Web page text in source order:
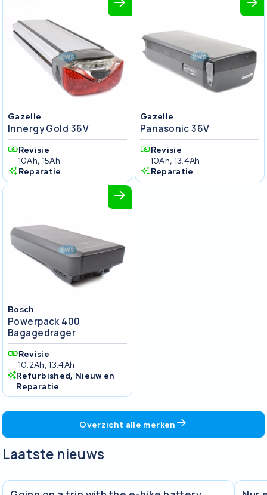
Gazelle
Innergy Gold 36V
Revisie
10Ah, 15Ah
Reparatie
Gazelle
Panasonic 36V
Revisie
10Ah, 13.4Ah
Reparatie
Bosch
Powerpack 400
Bagagedrager
Revisie
10.2Ah, 13.4Ah
Refurbished, Nieuw en
Reparatie
Overzicht alle merken
Laatste nieuws